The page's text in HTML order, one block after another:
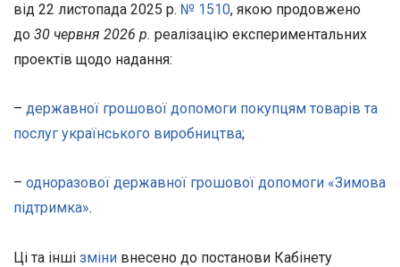
від 22 листопада 2025 р. № 1510, якою продовжено
до 30 червня 2026 р. реалізацію експериментальних
проектів щодо надання:
– державної грошової допомоги покупцям товарів та
послуг українського виробництва;
– одноразової державної грошової допомоги «Зимова
підтримка».
Ці та інші зміни внесено до постанови Кабінету